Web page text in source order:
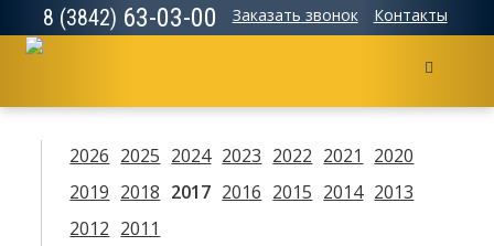
8 (3842) 63-03-00 Заказать звонок Контакты
Меню
2026 2025 2024 2023 2022 2021
2020
2019 2018 2017 2016 2015 2014 2013
2012 2011